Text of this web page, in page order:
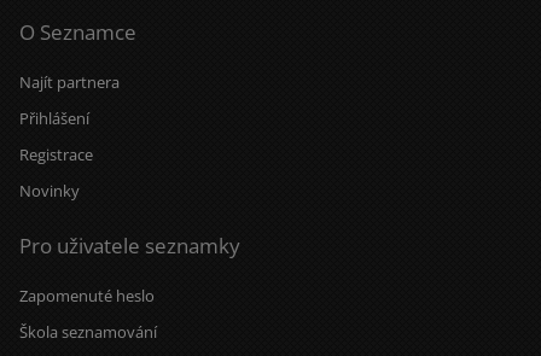
O Seznamce
Najít partnera
Přihlášení
Registrace
Novinky
Pro uživatele seznamky
Zapomenuté heslo
Škola seznamování